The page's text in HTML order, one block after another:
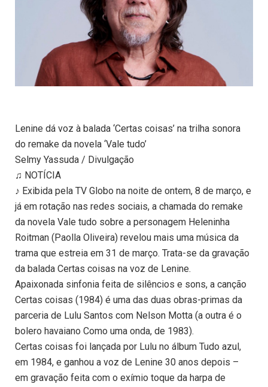
Lenine dá voz à balada ‘Certas coisas’ na trilha sonora
do remake da novela ‘Vale tudo’
Selmy Yassuda / Divulgação
♫ NOTÍCIA
♪ Exibida pela TV Globo na noite de ontem, 8 de março, e
já em rotação nas redes sociais, a chamada do remake
da novela Vale tudo sobre a personagem Heleninha
Roitman (Paolla Oliveira) revelou mais uma música da
trama que estreia em 31 de março. Trata-se da gravação
da balada Certas coisas na voz de Lenine.
Apaixonada sinfonia feita de silêncios e sons, a canção
Certas coisas (1984) é uma das duas obras-primas da
parceria de Lulu Santos com Nelson Motta (a outra é o
bolero havaiano Como uma onda, de 1983).
Certas coisas foi lançada por Lulu no álbum Tudo azul,
em 1984, e ganhou a voz de Lenine 30 anos depois –
em gravação feita com o exímio toque da harpa de